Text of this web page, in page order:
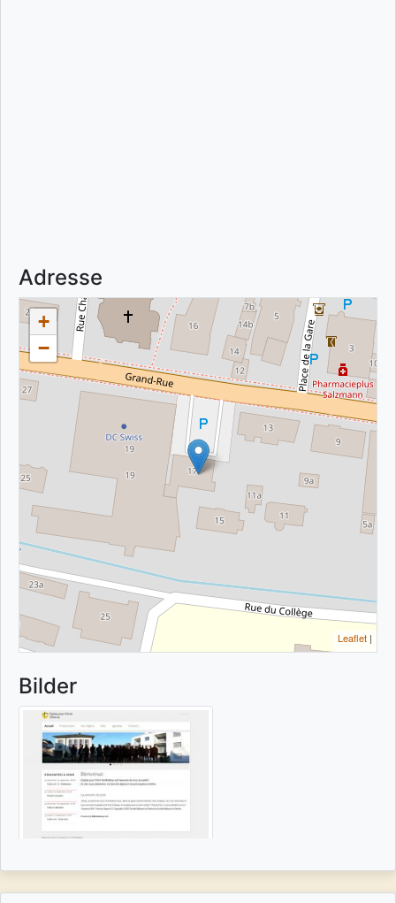
Adresse
+
−
Leaflet |
Bilder